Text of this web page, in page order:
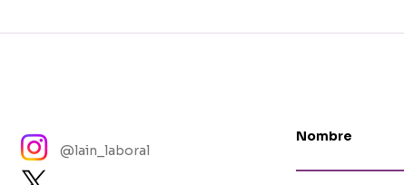
THE U.S. & MEXICO
de
@lain_laboral
Nombre